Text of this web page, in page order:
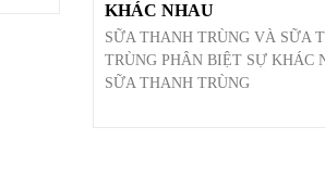
KHÁC NHAU
SỮA THANH TRÙNG VÀ SỮA
TRÙNG PHÂN BIỆT SỰ KHÁC
SỮA THANH TRÙNG